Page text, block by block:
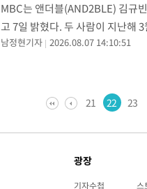
MBC는 앤더블(AND2BLE) 김규
고 7일 밝혔다. 두 사람이 지난해
빛낼 수 있어 정말 영광이었다. 도
남정현기자 2026.08.07 14:10:51
21 22 23
광장
기자수첩 스